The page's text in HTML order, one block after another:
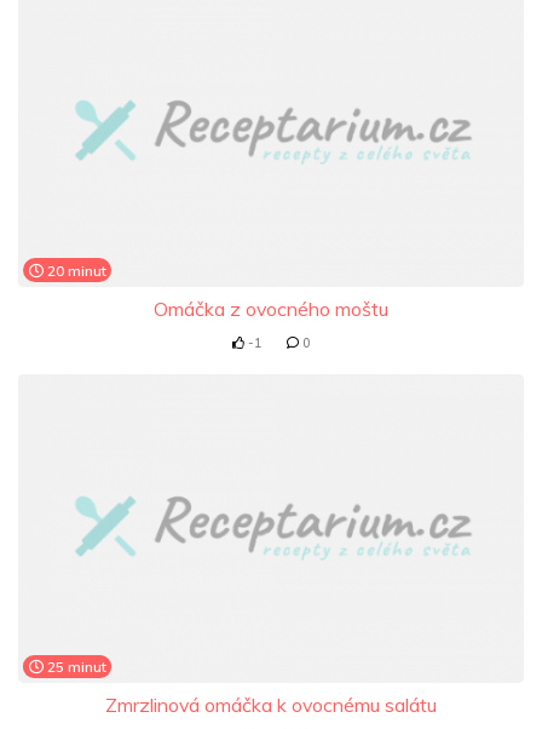
20 minut
Omáčka z ovocného moštu
-1 0
25 minut
Zmrzlinová omáčka k ovocnému salátu